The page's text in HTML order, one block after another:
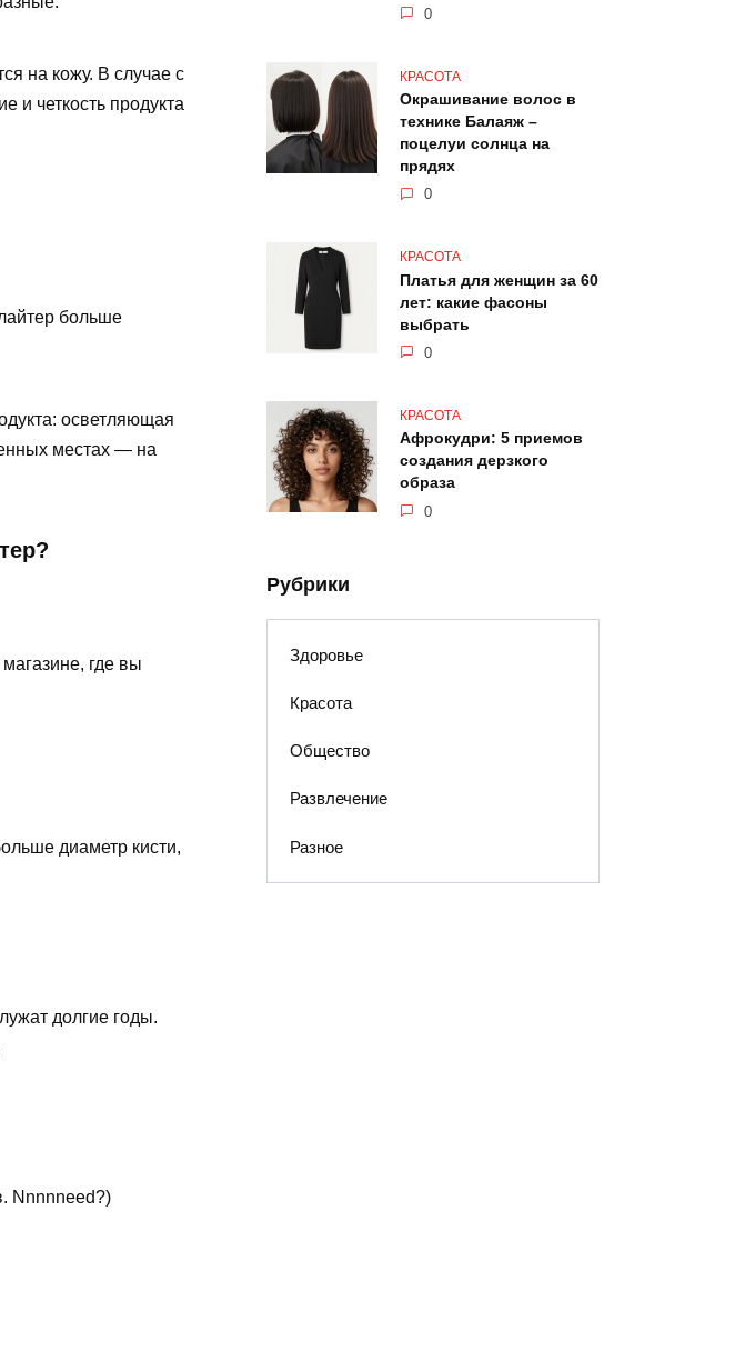
на кожу. В случае с
и четкость продукта
больше
осветляющая
местах — на
где вы
диаметр кисти,
долгие годы.
Nnnnneed?)
0
КРАСОТА
Окрашивание волос в
технике Балаяж –
поцелуи солнца на
прядях
0
КРАСОТА
Платья для женщин за 60
лет: какие фасоны
выбрать
0
КРАСОТА
Афрокудри: 5 приемов
создания дерзкого
образа
0
Рубрики
Здоровье
Красота
Общество
Развлечение
Разное